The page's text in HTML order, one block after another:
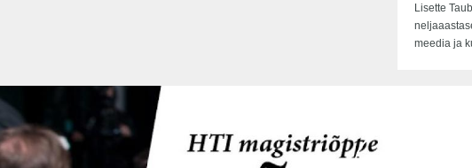
Lisette
meedia ja